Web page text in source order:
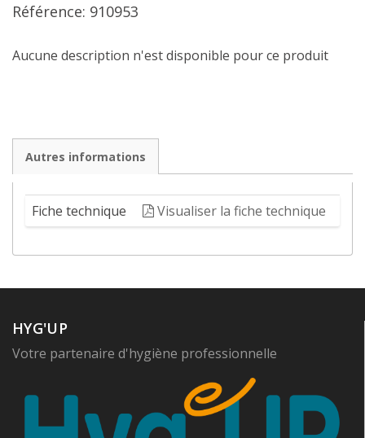
Référence: 910953
Aucune description n'est disponible pour ce produit
Autres informations
Fiche technique Visualiser la fiche technique
HYG'UP
Votre partenaire d'hygiène professionnelle